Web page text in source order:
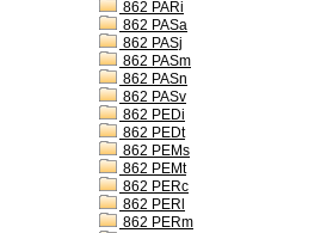
862 PARi
862 PASa
862 PASj
862 PASm
862 PASn
862 PASv
862 PEDi
862 PEDt
862 PEMs
862 PEMt
862 PERc
862 PERl
862 PERm